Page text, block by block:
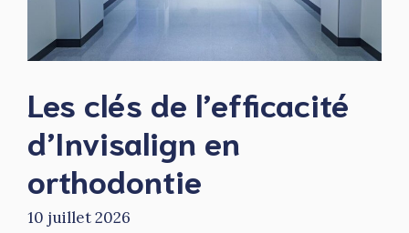
Les clés de l’efficacité
d’Invisalign en
orthodontie
10 juillet 2026